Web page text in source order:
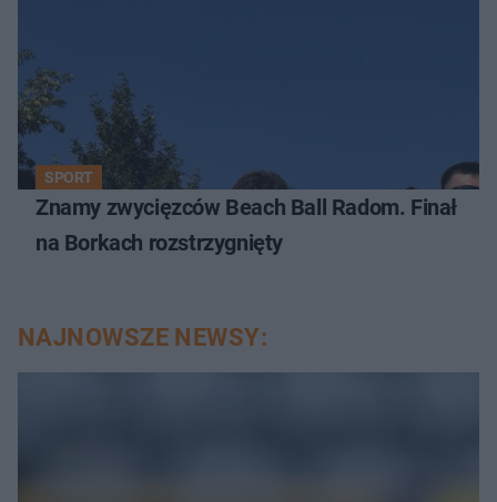
SPORT
Znamy zwycięzców Beach Ball Radom. Finał
na Borkach rozstrzygnięty
NAJNOWSZE NEWSY: